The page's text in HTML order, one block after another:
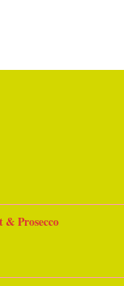
& Prosecco